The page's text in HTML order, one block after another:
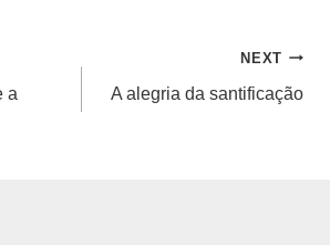
a
NEXT
A alegria da santificação